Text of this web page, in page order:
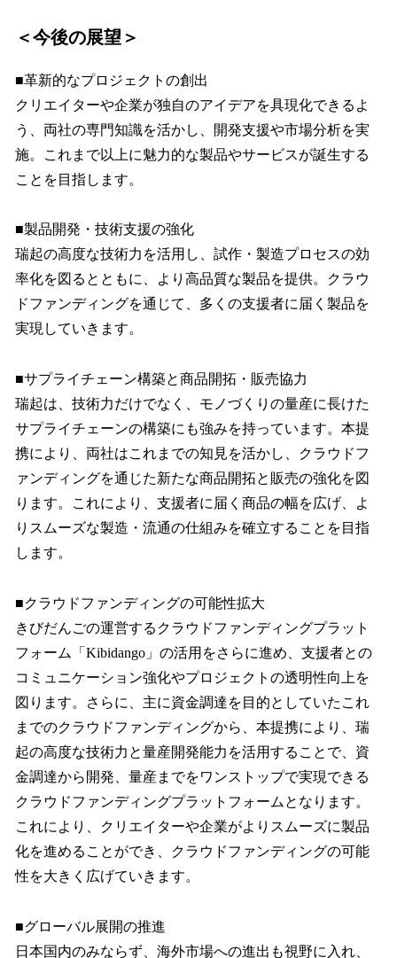
＜今後の展望＞
■革新的なプロジェクトの創出
クリエイターや企業が独自のアイデアを具現化できるよ
う、両社の専門知識を活かし、開発支援や市場分析を実
施。これまで以上に魅力的な製品やサービスが誕生する
ことを目指します。
■製品開発・技術支援の強化
瑞起の高度な技術力を活用し、試作・製造プロセスの効
率化を図るとともに、より高品質な製品を提供。クラウ
ドファンディングを通じて、多くの支援者に届く製品を
実現していきます。
■サプライチェーン構築と商品開拓・販売協力
瑞起は、技術力だけでなく、モノづくりの量産に長けた
サプライチェーンの構築にも強みを持っています。本提
携により、両社はこれまでの知見を活かし、クラウドフ
ァンディングを通じた新たな商品開拓と販売の強化を図
ります。これにより、支援者に届く商品の幅を広げ、よ
りスムーズな製造・流通の仕組みを確立することを目指
します。
■クラウドファンディングの可能性拡大
きびだんごの運営するクラウドファンディングプラット
フォーム「Kibidango」の活用をさらに進め、支援者との
コミュニケーション強化やプロジェクトの透明性向上を
図ります。さらに、主に資金調達を目的としていたこれ
までのクラウドファンディングから、本提携により、瑞
起の高度な技術力と量産開発能力を活用することで、資
金調達から開発、量産までをワンストップで実現できる
クラウドファンディングプラットフォームとなります。
これにより、クリエイターや企業がよりスムーズに製品
化を進めることができ、クラウドファンディングの可能
性を大きく広げていきます。
■グローバル展開の推進
日本国内のみならず、海外市場への進出も視野に入れ、